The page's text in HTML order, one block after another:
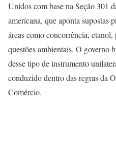
Unidos com base na Seção 301
americana, que aponta supostas
áreas como concorrência,
questões ambientais. O governo
desse tipo de instrumento
conduzido dentro das regras da
Comércio.